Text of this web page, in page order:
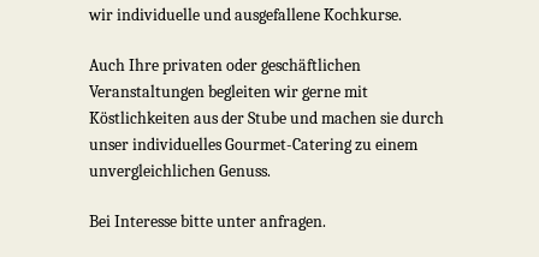
wir individuelle und ausgefallene Kochkurse.
Auch Ihre privaten oder geschäftlichen
Veranstaltungen begleiten wir gerne mit
Köstlichkeiten aus der Stube und machen sie durch
unser individuelles Gourmet-Catering zu einem
unvergleichlichen Genuss.
Bei Interesse bitte unter anfragen.